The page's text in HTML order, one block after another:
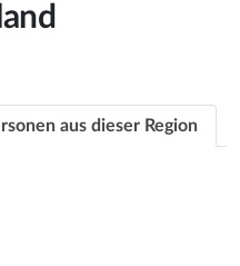
aus dieser Region